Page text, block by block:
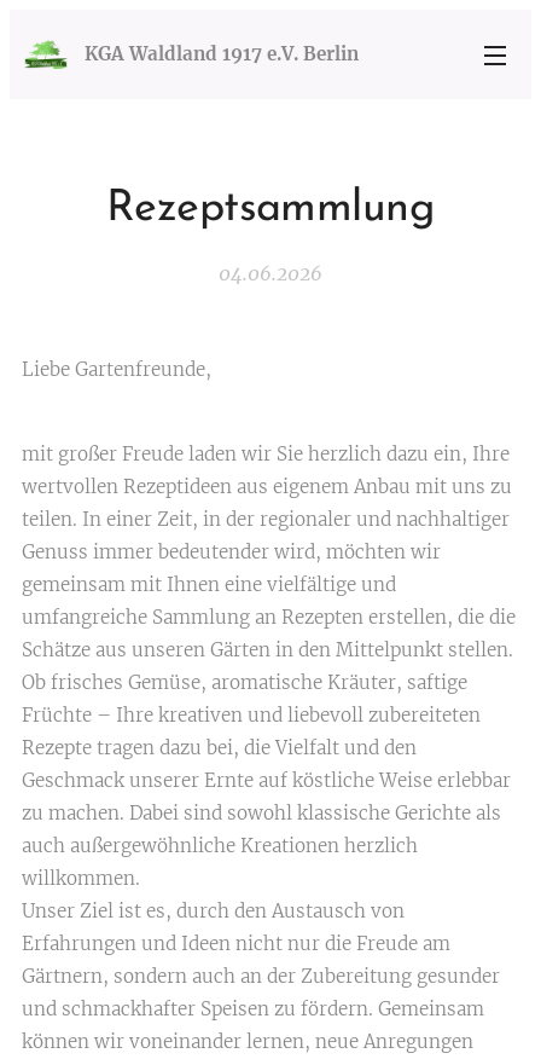
KGA Waldland 1917 e.V. Berlin
Rezeptsammlung
04.06.2026
Liebe Gartenfreunde,
mit großer Freude laden wir Sie herzlich dazu ein, Ihre
wertvollen Rezeptideen aus eigenem Anbau mit uns zu
teilen. In einer Zeit, in der regionaler und nachhaltiger
Genuss immer bedeutender wird, möchten wir
gemeinsam mit Ihnen eine vielfältige und
umfangreiche Sammlung an Rezepten erstellen, die die
Schätze aus unseren Gärten in den Mittelpunkt stellen.
Ob frisches Gemüse, aromatische Kräuter, saftige
Früchte – Ihre kreativen und liebevoll zubereiteten
Rezepte tragen dazu bei, die Vielfalt und den
Geschmack unserer Ernte auf köstliche Weise erlebbar
zu machen. Dabei sind sowohl klassische Gerichte als
auch außergewöhnliche Kreationen herzlich
willkommen.
Unser Ziel ist es, durch den Austausch von
Erfahrungen und Ideen nicht nur die Freude am
Gärtnern, sondern auch an der Zubereitung gesunder
und schmackhafter Speisen zu fördern. Gemeinsam
können wir voneinander lernen, neue Anregungen